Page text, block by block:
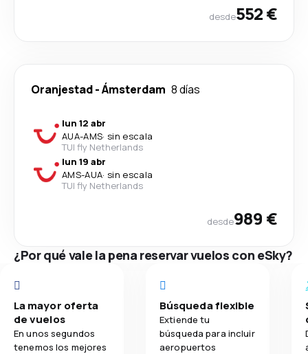
desde552 €
Oranjestad-Ámsterdam 8 días
lun 12 abr
AUA-AMS· sin escala
TUI fly Netherlands
lun 19 abr
AMS-AUA· sin escala
TUI fly Netherlands
desde989 €
¿Por qué vale la pena reservar vuelos con eSky?
La mayor oferta
de vuelos
En unos segundos
tenemos los mejores
Búsqueda flexible
Extiende tu
búsqueda para incluir
aeropuertos